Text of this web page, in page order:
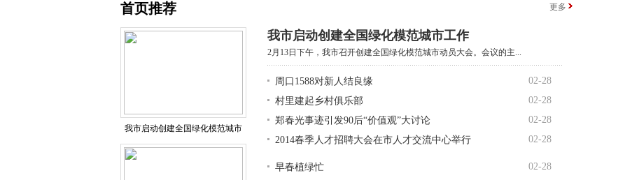
首页推荐 更多
我市启动创建全国绿化模范城市
我市启动创建全国绿化模范城市工作
2月13日下午，我市召开创建全国绿化模范城市动员大会。会议的主...
周口1588对新人结良缘
02-28
村里建起乡村俱乐部
02-28
郑春光事迹引发90后“价值观”大讨论
02-28
2014春季人才招聘大会在市人才交流中心举行
02-28
早春植绿忙
02-28